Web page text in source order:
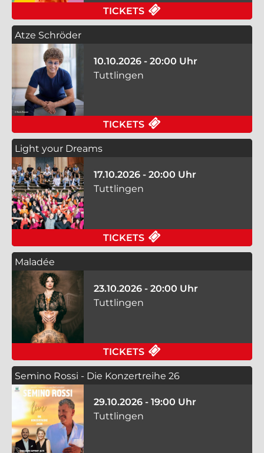
TICKETS
Atze Schröder
10.10.2026 - 20:00 Uhr
Tuttlingen
TICKETS
Light your Dreams
17.10.2026 - 20:00 Uhr
Tuttlingen
TICKETS
Maladée
23.10.2026 - 20:00 Uhr
Tuttlingen
TICKETS
Semino Rossi - Die Konzertreihe 26
29.10.2026 - 19:00 Uhr
Tuttlingen